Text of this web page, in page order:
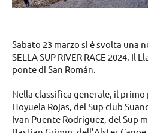
Sabato 23 marzo si è svolta una
SELLA SUP RIVER RACE 2024. Il
ponte di San Román.
Nella classifica generale, il
Hoyuela Rojas, del Sup club
Ivan Puente Rodriguez, del Sup